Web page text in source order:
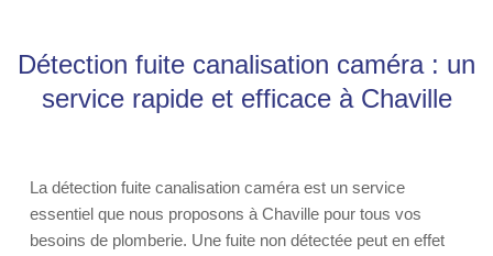
Détection fuite canalisation caméra : un
service rapide et efficace à Chaville
La détection fuite canalisation caméra est un service
essentiel que nous proposons à Chaville pour tous vos
besoins de plomberie. Une fuite non détectée peut en effet